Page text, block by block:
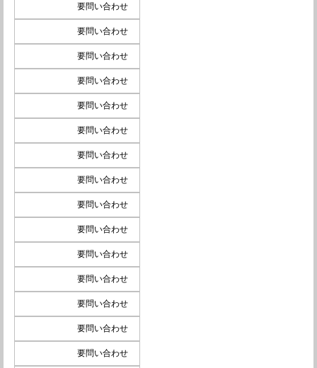
要問い合わせ
要問い合わせ
要問い合わせ
要問い合わせ
要問い合わせ
要問い合わせ
要問い合わせ
要問い合わせ
要問い合わせ
要問い合わせ
要問い合わせ
要問い合わせ
要問い合わせ
要問い合わせ
要問い合わせ